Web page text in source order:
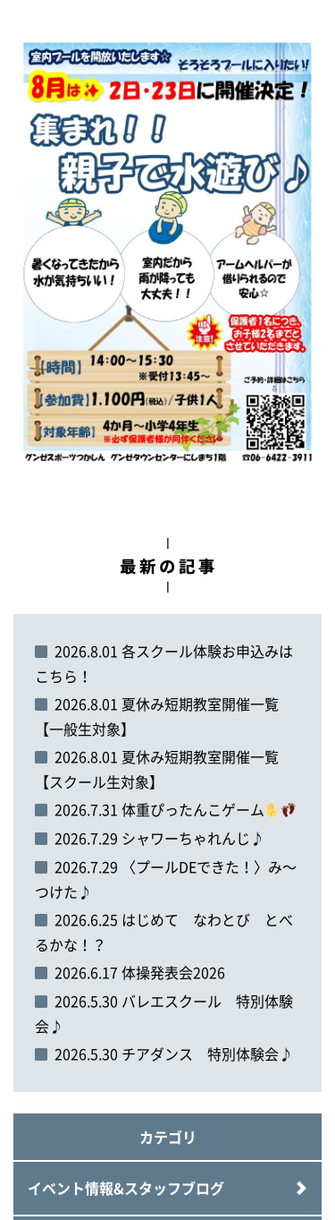
2026.8.01 各スクール体験お申込みは
こちら！
2026.8.01 夏休み短期教室開催一覧
【一般生対象】
2026.8.01 夏休み短期教室開催一覧
【スクール生対象】
2026.7.31 体重ぴったんこゲーム
2026.7.29 シャワーちゃれんじ♪
2026.7.29 〈プールDEできた！〉み～
つけた♪
2026.6.25 はじめて なわとび とべ
るかな！？
2026.6.17 体操発表会2026
2026.5.30 バレエスクール 特別体験
会♪
2026.5.30 チアダンス 特別体験会♪
カテゴリ
イベント情報&スタッフブログ